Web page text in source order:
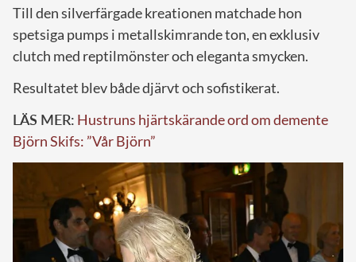
Till den silverfärgade kreationen matchade hon
spetsiga pumps i metallskimrande ton, en exklusiv
clutch med reptilmönster och eleganta smycken.
Resultatet blev både djärvt och sofistikerat.
LÄS MER: Hustruns hjärtskärande ord om demente
Björn Skifs: ”Vår Björn”